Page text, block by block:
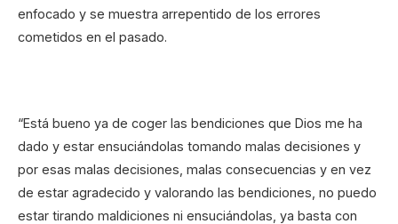
enfocado y se muestra arrepentido de los errores
cometidos en el pasado.
“Está bueno ya de coger las bendiciones que Dios me ha
dado y estar ensuciándolas tomando malas decisiones y
por esas malas decisiones, malas consecuencias y en vez
de estar agradecido y valorando las bendiciones, no puedo
estar tirando maldiciones ni ensuciándolas, ya basta con